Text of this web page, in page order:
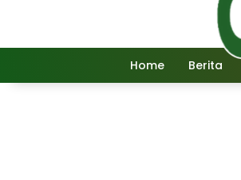
Home Berita